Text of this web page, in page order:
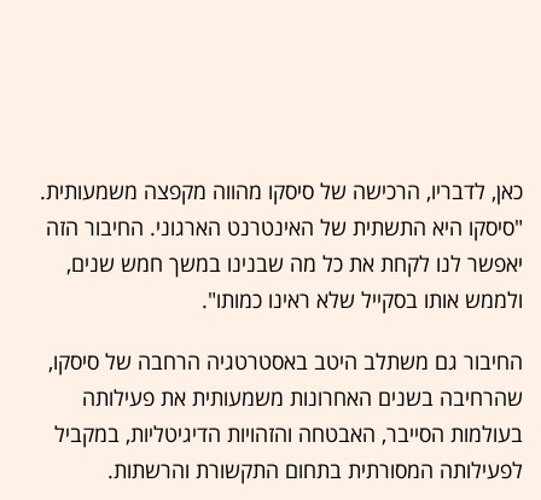
כאן, לדבריו, הרכישה של סיסקו מהווה מקפצה משמעותית.
"סיסקו היא התשתית של האינטרנט הארגוני. החיבור הזה
יאפשר לנו לקחת את כל מה שבנינו במשך חמש שנים,
ולממש אותו בסקייל שלא ראינו כמותו".
החיבור גם משתלב היטב באסטרטגיה הרחבה של סיסקו,
שהרחיבה בשנים האחרונות משמעותית את פעילותה
בעולמות הסייבר, האבטחה והזהויות הדיגיטליות, במקביל
לפעילותה המסורתית בתחום התקשורת והרשתות.